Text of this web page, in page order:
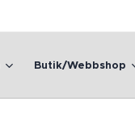
Butik/Webbshop